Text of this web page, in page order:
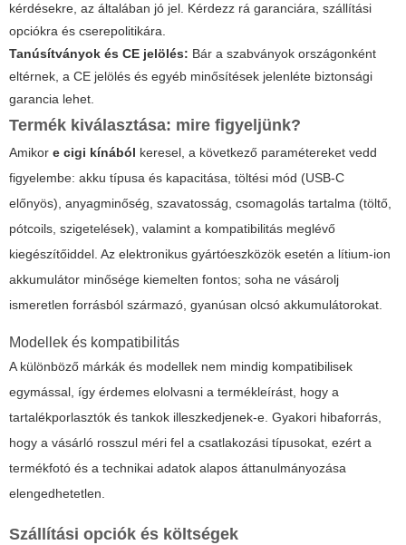
kérdésekre, az általában jó jel. Kérdezz rá garanciára, szállítási
opciókra és cserepolitikára.
Tanúsítványok és CE jelölés: Bár a szabványok országonként
eltérnek, a CE jelölés és egyéb minősítések jelenléte biztonsági
garancia lehet.
Termék kiválasztása: mire figyeljünk?
Amikor e cigi kínából keresel, a következő paramétereket vedd
figyelembe: akku típusa és kapacitása, töltési mód (USB-C
előnyös), anyagminőség, szavatosság, csomagolás tartalma (töltő,
pótcoils, szigetelések), valamint a kompatibilitás meglévő
kiegészítőiddel. Az elektronikus gyártóeszközök esetén a lítium-ion
akkumulátor minősége kiemelten fontos; soha ne vásárolj
ismeretlen forrásból származó, gyanúsan olcsó akkumulátorokat.
Modellek és kompatibilitás
A különböző márkák és modellek nem mindig kompatibilisek
egymással, így érdemes elolvasni a termékleírást, hogy a
tartalékporlasztók és tankok illeszkedjenek-e. Gyakori hibaforrás,
hogy a vásárló rosszul méri fel a csatlakozási típusokat, ezért a
termékfotó és a technikai adatok alapos áttanulmányozása
elengedhetetlen.
Szállítási opciók és költségek